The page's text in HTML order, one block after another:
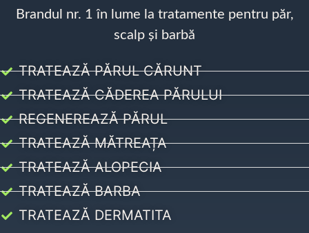
Brandul nr. 1 în lume la tratamente pentru păr,
scalp și barbă
TRATEAZĂ PĂRUL CĂRUNT
TRATEAZĂ CĂDEREA PĂRULUI
REGENEREAZĂ PĂRUL
TRATEAZĂ MĂTREAȚA
TRATEAZĂ ALOPECIA
TRATEAZĂ BARBA
TRATEAZĂ DERMATITA